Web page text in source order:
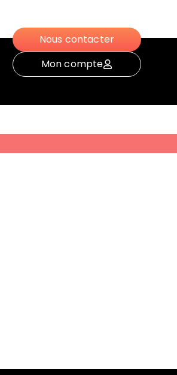
Nous contacter
Mon compte